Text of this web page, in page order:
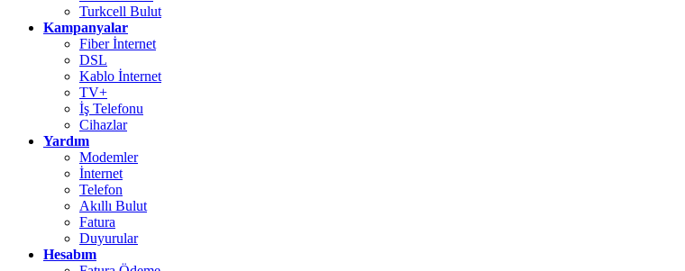
Turkcell Bulut
Kampanyalar
Fiber İnternet
DSL
Kablo İnternet
TV+
İş Telefonu
Cihazlar
Yardım
Modemler
İnternet
Telefon
Akıllı Bulut
Fatura
Duyurular
Hesabım